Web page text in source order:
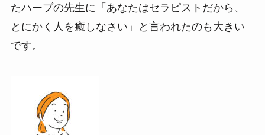
たハーブの先生に「あなたはセラピストだから、
とにかく人を癒しなさい」と言われたのも大きい
です。